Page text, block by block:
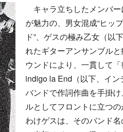
キャラ立ちしたメンバ
が魅力の、男女混成“ヒッ
ド”、ゲスの極み乙女（以
れたギターアンサンブル
ウンドにより、一貫して
indigo la End（以下、イ
バンドで作詞作曲を手掛
ルとしてフロントに立つ
わけゲスは、そのバンド